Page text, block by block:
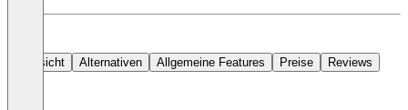
Übersicht Alternativen Allgemeine Features Preise Reviews